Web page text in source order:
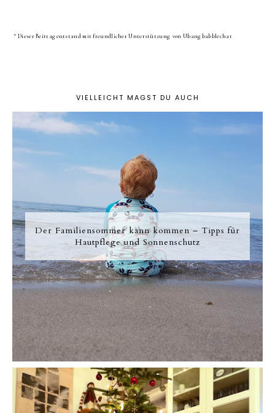
* Dieser Beitrag entstand mit freundlicher Unterstützung von Ubang babblechat
VIELLEICHT MAGST DU AUCH
Der Familiensommer kann kommen – Tipps für
Hautpflege und Sonnenschutz